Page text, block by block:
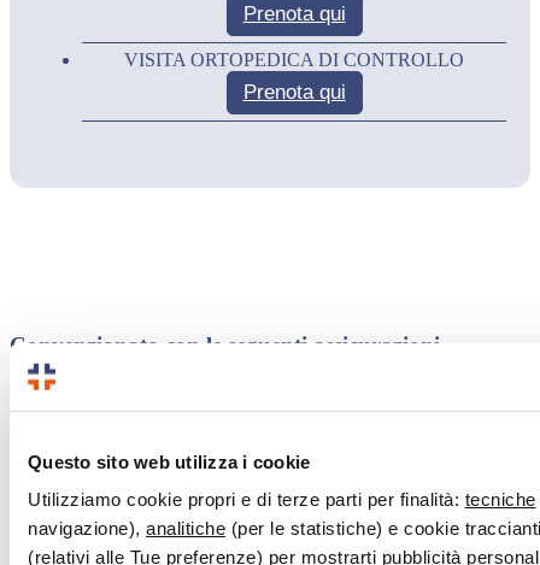
Questo sito web utilizza i cookie
Utilizziamo cookie propri e di terze parti per finalità: tecniche
navigazione), analitiche (per le statistiche) e cookie
(relativi alle Tue preferenze) per mostrarti pubblicità
Prenota qui
VISITA ORTOPEDICA DI CONTROLLO
Prenota qui
Convenzionato con le seguenti assicurazioni